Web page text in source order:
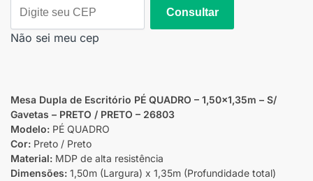
Consultar
Não sei meu cep
Mesa Dupla de Escritório PÉ QUADRO – 1,50×1,35m – S/
Gavetas – PRETO / PRETO – 26803
Modelo: PÉ QUADRO
Cor: Preto / Preto
Material: MDP de alta resistência
Dimensões: 1,50m (Largura) x 1,35m (Profundidade total)